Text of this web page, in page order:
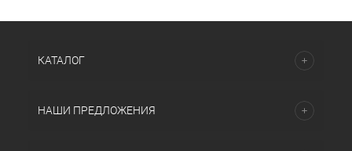
КАТАЛОГ
НАШИ ПРЕДЛОЖЕНИЯ